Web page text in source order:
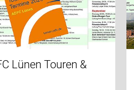
Lünen Touren &